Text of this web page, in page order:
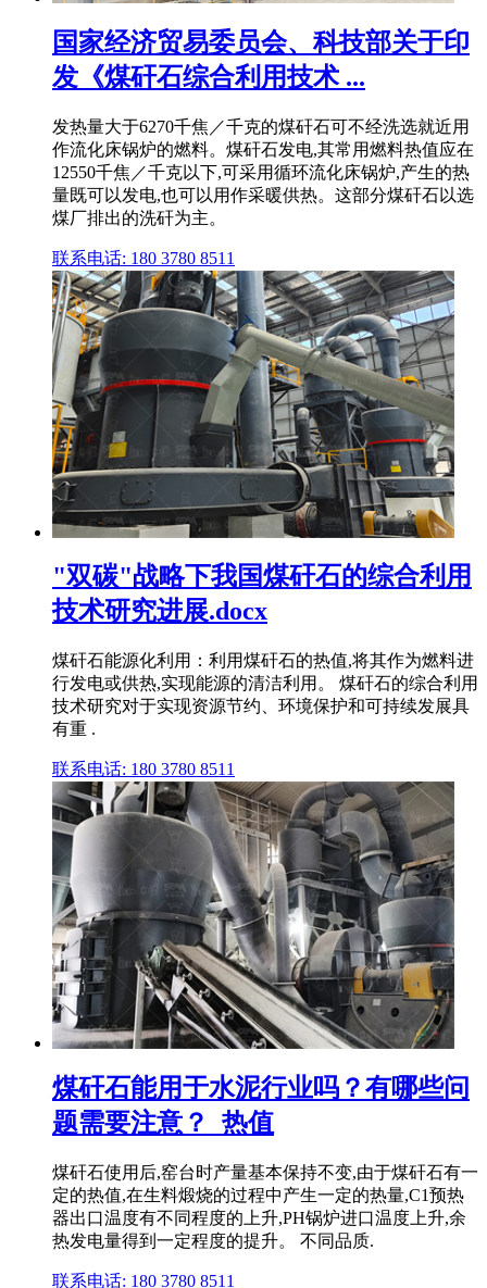
国家经济贸易委员会、科技部关于印
发《煤矸石综合利用技术 ...
发热量大于6270千焦／千克的煤矸石可不经洗选就近用
作流化床锅炉的燃料。煤矸石发电,其常用燃料热值应在
12550千焦／千克以下,可采用循环流化床锅炉,产生的热
量既可以发电,也可以用作采暖供热。这部分煤矸石以选
煤厂排出的洗矸为主。
联系电话: 180 3780 8511
"双碳"战略下我国煤矸石的综合利用
技术研究进展.docx
煤矸石能源化利用：利用煤矸石的热值,将其作为燃料进
行发电或供热,实现能源的清洁利用。 煤矸石的综合利用
技术研究对于实现资源节约、环境保护和可持续发展具
有重 .
联系电话: 180 3780 8511
煤矸石能用于水泥行业吗？有哪些问
题需要注意？_热值
煤矸石使用后,窑台时产量基本保持不变,由于煤矸石有一
定的热值,在生料煅烧的过程中产生一定的热量,C1预热
器出口温度有不同程度的上升,PH锅炉进口温度上升,余
热发电量得到一定程度的提升。 不同品质.
联系电话: 180 3780 8511